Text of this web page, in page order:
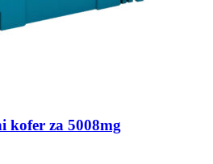
za 5008mg